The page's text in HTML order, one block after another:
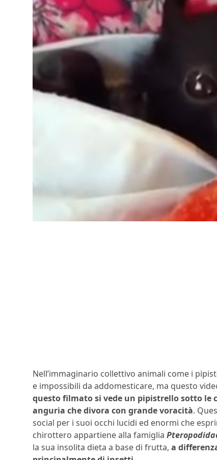
Nell’immaginario collettivo animali come i
e impossibili da addomesticare, ma questo
questo filmato si vede un pipistrello sotto le
anguria che divora con grande voracità.
social per i suoi occhi lucidi ed enormi che
chirottero appartiene alla famiglia
la sua insolita dieta a base di frutta, a